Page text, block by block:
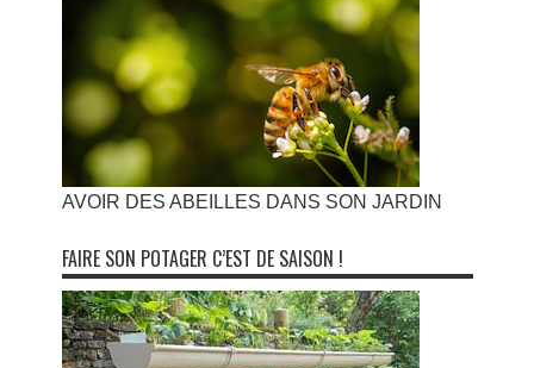
AVOIR DES ABEILLES DANS SON JARDIN
FAIRE SON POTAGER C’EST DE SAISON !